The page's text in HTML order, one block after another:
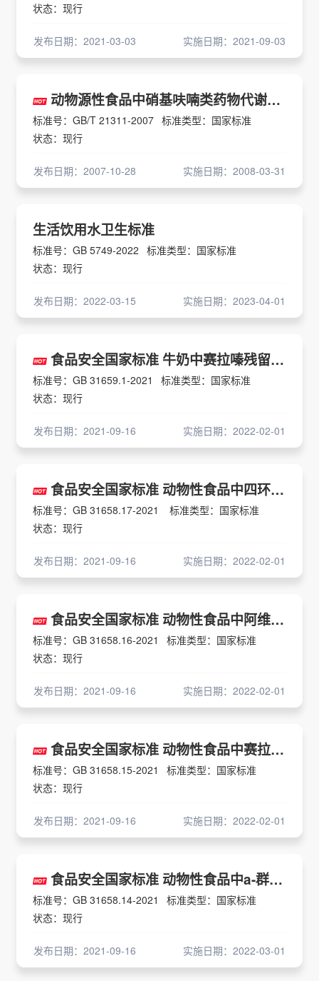
状态：现行
发布日期：2021-03-03 实施日期：2021-09-03
动物源性食品中硝基呋喃类药物代谢物残留量检测方法
标准号：GB/T 21311-2007 标准类型：国家标准
状态：现行
发布日期：2007-10-28 实施日期：2008-03-31
生活饮用水卫生标准
标准号：GB 5749-2022 标准类型：国家标准
状态：现行
发布日期：2022-03-15 实施日期：2023-04-01
食品安全国家标准 牛奶中赛拉嗪残留量的测定 液相色谱-串联质谱法
标准号：GB 31659.1-2021
标准类型：国家标准
状态：现行
发布日期：2021-09-16 实施日期：2022-02-01
食品安全国家标准 动物性食品中四环素类、磺胺类和喹诺酮类药物残留量的测定 液相色谱-串联质谱法
标准号：GB 31658.17-2021
标准类型：国家标准
状态：现行
发布日期：2021-09-16 实施日期：2022-02-01
食品安全国家标准 动物性食品中阿维菌素类药物残留量的测定 高效液相色谱法和液相色谱-串联质谱法
标准号：GB 31658.16-2021
标准类型：国家标准
状态：现行
发布日期：2021-09-16 实施日期：2022-02-01
食品安全国家标准 动物性食品中赛拉嗪及代谢物2,6-二甲基苯胺残留量的测定 液相色谱-串联质谱法
标准号：GB 31658.15-2021
标准类型：国家标准
状态：现行
发布日期：2021-09-16 实施日期：2022-02-01
食品安全国家标准 动物性食品中a-群勃龙和β-群勃龙残留量的测定 液相色谱-串联质谱法
标准号：GB 31658.14-2021
标准类型：国家标准
状态：现行
发布日期：2021-09-16 实施日期：2022-03-01